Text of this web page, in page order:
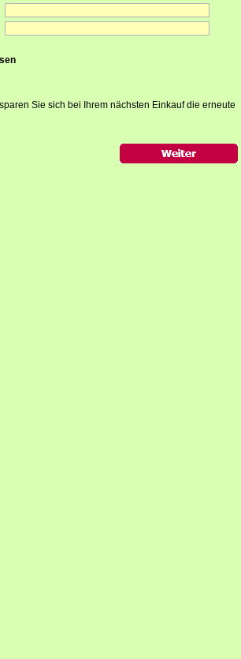
Sie sich bei Ihrem nächsten Einkauf die erneute